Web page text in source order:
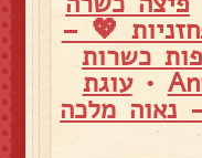
💖 –
כשרות
•עוגת
נאוה מלכה